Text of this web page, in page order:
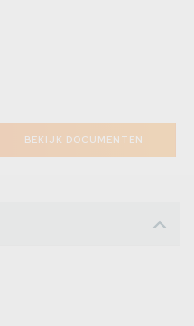
BEKIJK DOCUMENTEN